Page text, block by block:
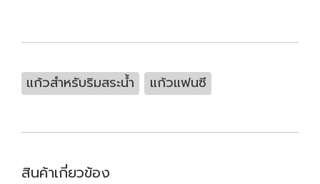
แก้วสำหรับริมสระน้ำ แก้วแฟนซี
สินค้าเกี่ยวข้อง